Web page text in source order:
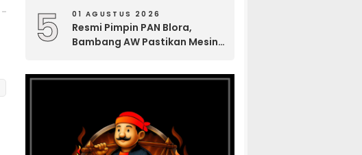
Sosial
5 01 AGUSTUS 2026
Resmi Pimpin PAN Blora,
Bambang AW Pastikan Mesin